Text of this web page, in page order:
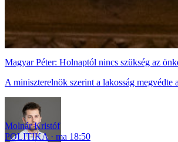
Magyar Péter: Holnaptól nincs szükség az
A miniszterelnök szerint a lakosság megvédte
Molnár Kristóf
POLITIKA
ma 18:50